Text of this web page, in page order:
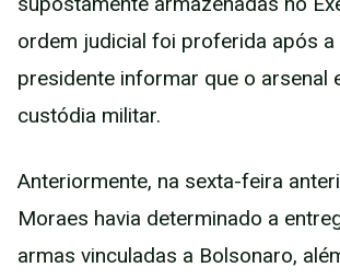
ordem judicial foi proferida após
presidente informar que o arsenal
custódia militar.
Anteriormente, na sexta-feira
Moraes havia determinado a
armas vinculadas a Bolsonaro,